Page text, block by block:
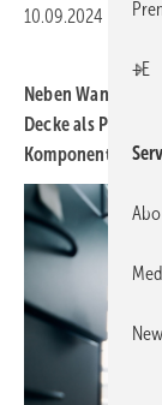
10.09.2024
Neben Wand,
Decke als
Komponenten
+E